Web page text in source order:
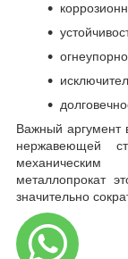
Важный аргумент
нержавеющей
металлопрокат
значительно